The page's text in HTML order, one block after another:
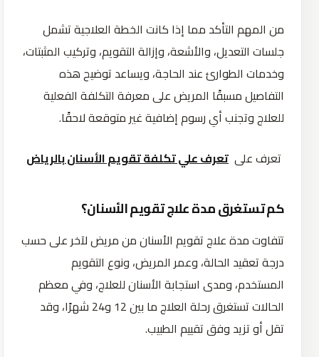
من المهم التأكد مما إذا كانت الخطة العلاجية تشمل
جلسات التعديل، والأشعة، وإزالة التقويم، وتركيب المثبتات،
وخدمات الطوارئ عند الحاجة، ويساعد توضيح هذه
التفاصيل مسبقًا المريض على معرفة التكلفة الفعلية
للعلاج وتجنب أي رسوم إضافية غير متوقعة لاحقًا.
تعرف على تعرف علي تكلفة تقويم الأسنان بالرياض
كم تستغرق مدة علاج تقويم الأسنان؟
تتفاوت مدة علاج تقويم الأسنان من مريض لآخر على حسب
درجة تعقيد الحالة، وعمر المريض، ونوع التقويم
المستخدم، ومدى استجابة الأسنان للعلاج، وفي معظم
الحالات تستغرق رحلة العلاج ما بين 12 و24 شهرًا، وقد
تقل أو تزيد وفق تقييم الطبيب.